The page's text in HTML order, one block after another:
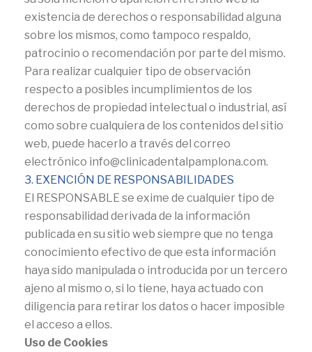
existencia de derechos o responsabilidad alguna
sobre los mismos, como tampoco respaldo,
patrocinio o recomendación por parte del mismo.
Para realizar cualquier tipo de observación
respecto a posibles incumplimientos de los
derechos de propiedad intelectual o industrial, así
como sobre cualquiera de los contenidos del sitio
web, puede hacerlo a través del correo
electrónico info@clinicadentalpamplona.com.
3. EXENCIÓN DE RESPONSABILIDADES
El RESPONSABLE se exime de cualquier tipo de
responsabilidad derivada de la información
publicada en su sitio web siempre que no tenga
conocimiento efectivo de que esta información
haya sido manipulada o introducida por un tercero
ajeno al mismo o, si lo tiene, haya actuado con
diligencia para retirar los datos o hacer imposible
el acceso a ellos.
Uso de Cookies